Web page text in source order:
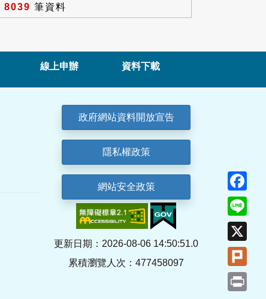
8039 筆資料
線上申辦 資料下載
政府網站資料開放宣告
隱私權政策
網站安全政策
更新日期：2026-08-06 14:50:51.0
累積瀏覽人次：477458097